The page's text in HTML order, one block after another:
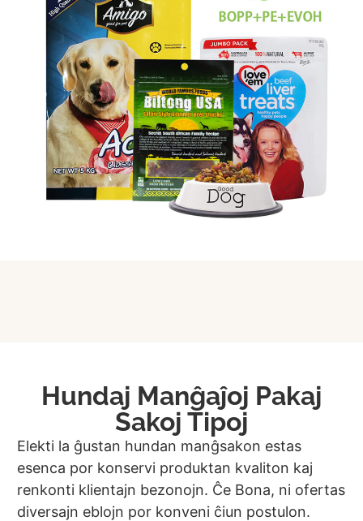
Hundaj Manĝaĵoj Pakaj
Sakoj Tipoj
Elekti la ĝustan hundan manĝsakon estas
esenca por konservi produktan kvaliton kaj
renkonti klientajn bezonojn. Ĉe Bona, ni ofertas
diversajn eblojn por konveni ĉiun postulon.